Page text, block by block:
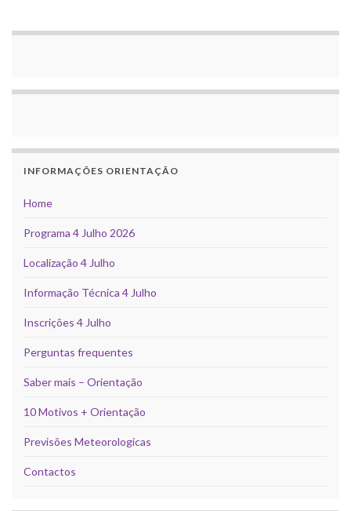
INFORMAÇÕES ORIENTAÇÃO
Home
Programa 4 Julho 2026
Localização 4 Julho
Informação Técnica 4 Julho
Inscrições 4 Julho
Perguntas frequentes
Saber mais – Orientação
10 Motivos + Orientação
Previsões Meteorologicas
Contactos